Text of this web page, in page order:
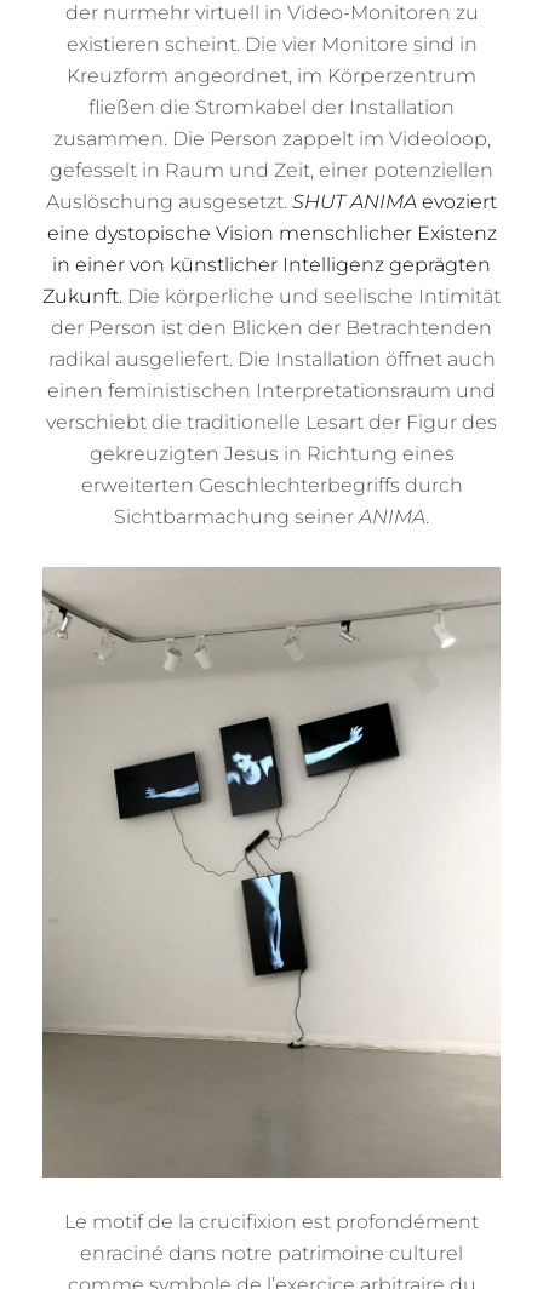
der nurmehr virtuell in Video-Monitoren zu
existieren scheint. Die vier Monitore sind in
Kreuzform angeordnet, im Körperzentrum
fließen die Stromkabel der Installation
zusammen. Die Person zappelt im Videoloop,
gefesselt in Raum und Zeit, einer potenziellen
Auslöschung ausgesetzt. SHUT ANIMA evoziert
eine dystopische Vision menschlicher Existenz
in einer von künstlicher Intelligenz geprägten
Zukunft. Die körperliche und seelische Intimität
der Person ist den Blicken der Betrachtenden
radikal ausgeliefert. Die Installation öffnet auch
einen feministischen Interpretationsraum und
verschiebt die traditionelle Lesart der Figur des
gekreuzigten Jesus in Richtung eines
erweiterten Geschlechterbegriffs durch
Sichtbarmachung seinerANIMA.
Le motif de la crucifixion est profondément
enraciné dans notre patrimoine culturel